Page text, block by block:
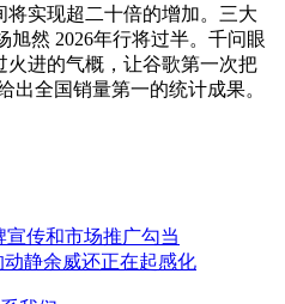
实现超二十倍的增加。三大
旭然 2026年行将过半。千问眼
进的气概，让谷歌第一次把
出全国销量第一的统计成果。
传和市场推广勾当
动静余威还正在起感化